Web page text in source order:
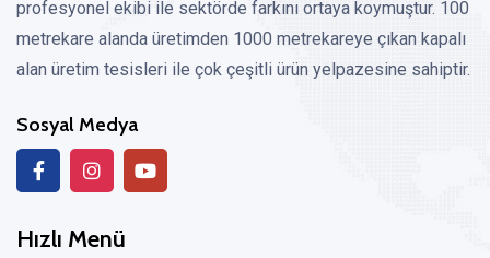
profesyonel ekibi ile sektörde farkını ortaya koymuştur. 100
metrekare alanda üretimden 1000 metrekareye çıkan kapalı
alan üretim tesisleri ile çok çeşitli ürün yelpazesine sahiptir.
Sosyal Medya
Hızlı Menü